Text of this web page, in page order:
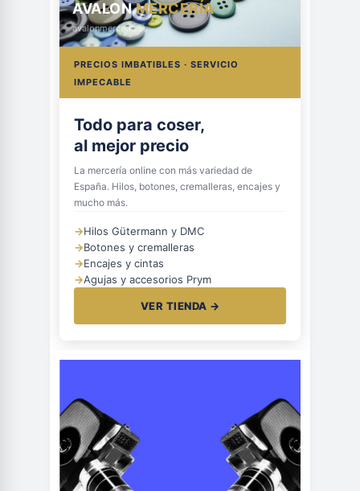
AVALONMERCERÍA
avalonmerceria.es
PRECIOS IMBATIBLES · SERVICIO
IMPECABLE
Todo para coser,
al mejor precio
La mercería online con más variedad de
España. Hilos, botones, cremalleras, encajes y
mucho más.
→Hilos Gütermann y DMC
→Botones y cremalleras
→Encajes y cintas
→Agujas y accesorios Prym
VER TIENDA →